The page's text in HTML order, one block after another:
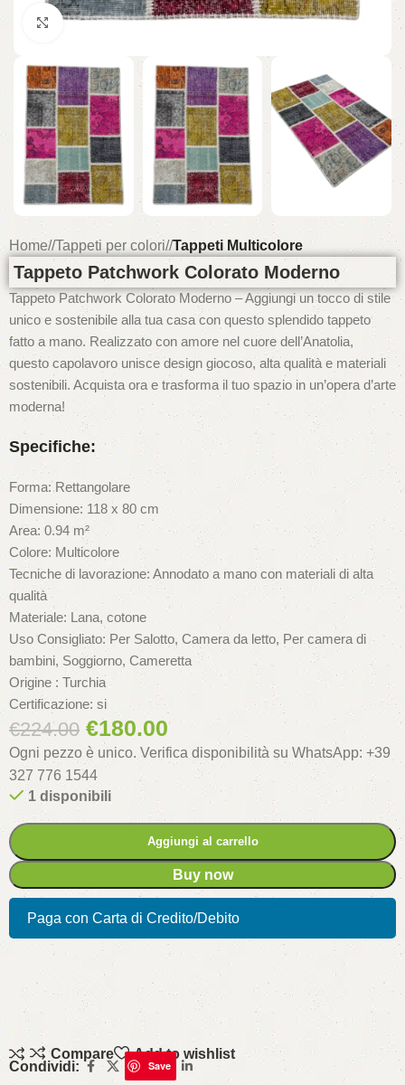
Click to enlarge
Home/ Tappeti per colori/ Tappeti Multicolore
Tappeto Patchwork Colorato Moderno
Tappeto Patchwork Colorato Moderno – Aggiungi un tocco di stile
unico e sostenibile alla tua casa con questo splendido tappeto
fatto a mano. Realizzato con amore nel cuore dell’Anatolia,
questo capolavoro unisce design giocoso, alta qualità e materiali
sostenibili. Acquista ora e trasforma il tuo spazio in un’opera d’arte
moderna!
Specifiche:
Forma: Rettangolare
Dimensione: 118 x 80 cm
Area: 0.94 m²
Colore: Multicolore
Tecniche di lavorazione: Annodato a mano con materiali di alta
qualità
Materiale: Lana, cotone
Uso Consigliato: Per Salotto, Camera da letto, Per camera di
bambini, Soggiorno, Cameretta
Origine : Turchia
Certificazione: si
€224.00 €180.00
Ogni pezzo è unico. Verifica disponibilità su WhatsApp: +39
327 776 1544
1 disponibili
Aggiungi al carrello
Buy now
Paga con Carta di Credito/Debito
Compare
Add to wishlist
Condividi:
Save